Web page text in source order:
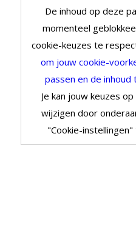
De inhoud op deze
momenteel
cookie-keuzes te
om jouw cookie-
passen en de inhoud
Je kan jouw keuzes
wijzigen door
"Cookie-instellingen"